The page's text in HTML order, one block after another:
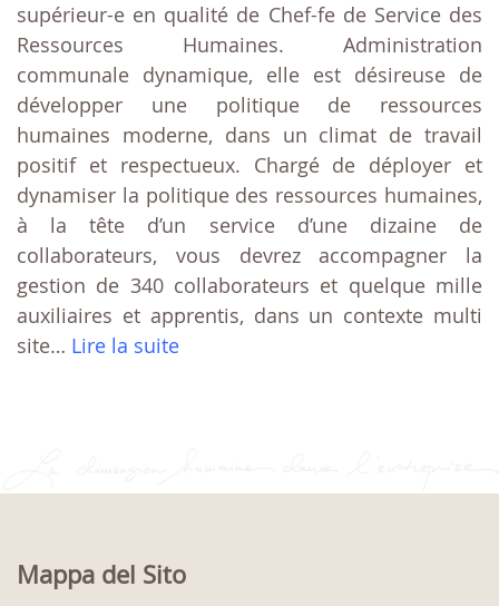
supérieur-e en qualité de Chef-fe de Service des
Ressources Humaines. Administration
communale dynamique, elle est désireuse de
développer une politique de ressources
humaines moderne, dans un climat de travail
positif et respectueux. Chargé de déployer et
dynamiser la politique des ressources humaines,
à la tête d’un service d’une dizaine de
collaborateurs, vous devrez accompagner la
gestion de 340 collaborateurs et quelque mille
auxiliaires et apprentis, dans un contexte multi
site… Lire la suite
Mappa del Sito